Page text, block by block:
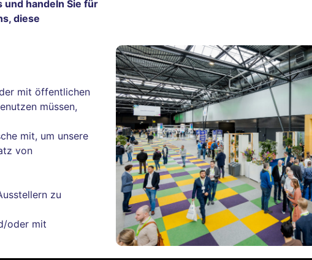
und handeln Sie für
diese
mit öffentlichen
müssen,
mit, um unsere
von
zu
oder mit